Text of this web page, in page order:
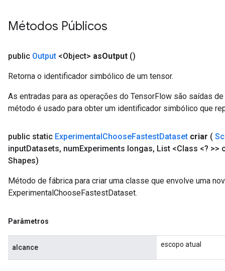
Métodos Públicos
public Output <Object> asOutput ()
Retorna o identificador simbólico de um tensor.
As entradas para as operações do TensorFlow são saídas
método é usado para obter um identificador simbólico que
public static ExperimentalChooseFastestDataset criar (
inputDatasets, numExperiments longas, List <Class <? >>
Shapes)
Método de fábrica para criar uma classe que envolve uma
ExperimentalChooseFastestDataset.
Parâmetros
alcance escopo atual